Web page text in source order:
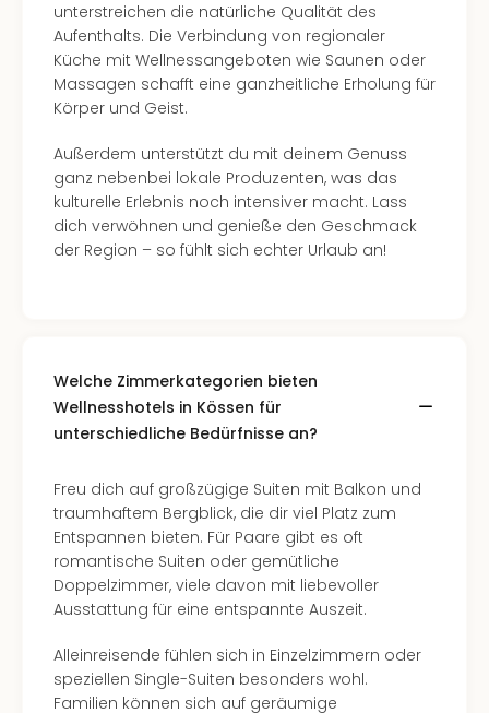
unterstreichen die natürliche Qualität des
Aufenthalts. Die Verbindung von regionaler
Küche mit Wellnessangeboten wie Saunen oder
Massagen schafft eine ganzheitliche Erholung für
Körper und Geist.
Außerdem unterstützt du mit deinem Genuss
ganz nebenbei lokale Produzenten, was das
kulturelle Erlebnis noch intensiver macht. Lass
dich verwöhnen und genieße den Geschmack
der Region – so fühlt sich echter Urlaub an!
Welche Zimmerkategorien bieten
Wellnesshotels in Kössen für
unterschiedliche Bedürfnisse an?
Freu dich auf großzügige Suiten mit Balkon und
traumhaftem Bergblick, die dir viel Platz zum
Entspannen bieten. Für Paare gibt es oft
romantische Suiten oder gemütliche
Doppelzimmer, viele davon mit liebevoller
Ausstattung für eine entspannte Auszeit.
Alleinreisende fühlen sich in Einzelzimmern oder
speziellen Single-Suiten besonders wohl.
Familien können sich auf geräumige